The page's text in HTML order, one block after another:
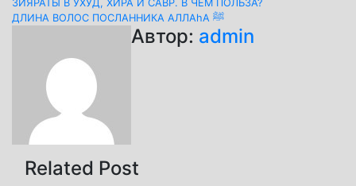
Навигация
записям
ЗИЯРАТЫ В УХУД, ХИРА И САВР. В ЧЕМ ПОЛЬЗА?
ДЛИНА ВОЛОС ПОСЛАННИКА АЛЛАhА ﷺ
Автор: admin
Related Post